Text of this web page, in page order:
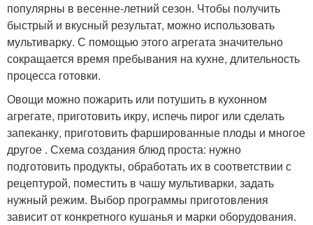
популярны в весенне-летний сезон. Чтобы получить
быстрый и вкусный результат, можно использовать
мультиварку. С помощью этого агрегата значительно
сокращается время пребывания на кухне, длительность
процесса готовки.
Овощи можно пожарить или потушить в кухонном
агрегате, приготовить икру, испечь пирог или сделать
запеканку, приготовить фаршированные плоды и многое
другое . Схема создания блюд проста: нужно
подготовить продукты, обработать их в соответствии с
рецептурой, поместить в чашу мультиварки, задать
нужный режим. Выбор программы приготовления
зависит от конкретного кушанья и марки оборудования.